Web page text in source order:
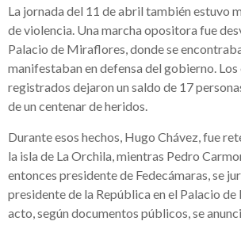
La jornada del 11 de abril también estuvo
de violencia. Una marcha opositora fue
Palacio de Miraflores, donde se
manifestaban en defensa del gobierno.
registrados dejaron un saldo de 17
de un centenar de heridos.
Durante esos hechos, Hugo Chávez, fue
la isla de La Orchila, mientras Pedro
entonces presidente de Fedecámaras, se
presidente de la República en el Palacio
acto, según documentos públicos, se